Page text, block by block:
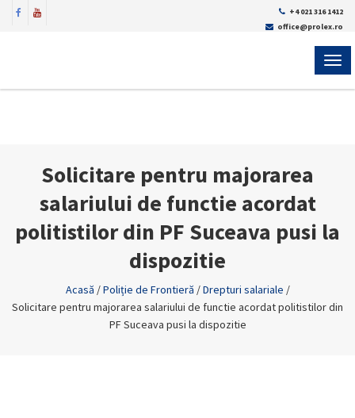
+4 021 316 1412
office@prolex.ro
Solicitare pentru majorarea
salariului de functie acordat
politistilor din PF Suceava pusi la
dispozitie
Acasă /Poliție de Frontieră /Drepturi salariale /
Solicitare pentru majorarea salariului de functie acordat politistilor din
PF Suceava pusi la dispozitie